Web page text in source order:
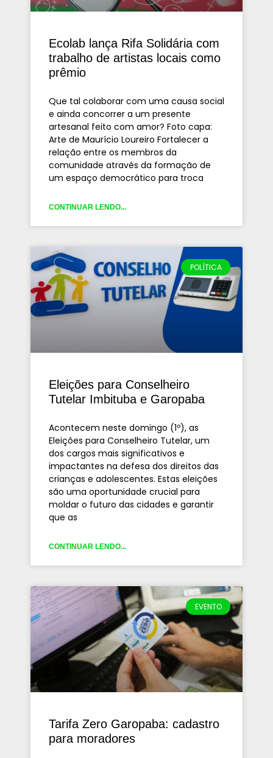
Ecolab lança Rifa Solidária com
trabalho de artistas locais como
prêmio
Que tal colaborar com uma causa social
e ainda concorrer a um presente
artesanal feito com amor? Foto capa:
Arte de Maurício Loureiro Fortalecer a
relação entre os membros da
comunidade através da formação de
um espaço democrático para troca
CONTINUAR LENDO...
POLÍTICA
Eleições para Conselheiro
Tutelar Imbituba e Garopaba
Acontecem neste domingo (1º), as
Eleições para Conselheiro Tutelar, um
dos cargos mais significativos e
impactantes na defesa dos direitos das
crianças e adolescentes. Estas eleições
são uma oportunidade crucial para
moldar o futuro das cidades e garantir
que as
CONTINUAR LENDO...
EVENTO
Tarifa Zero Garopaba: cadastro
para moradores